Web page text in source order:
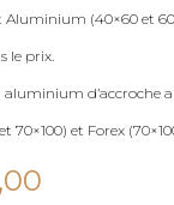
Aluminium (40×60 et
le prix.
d’accroche
70×100) et Forex